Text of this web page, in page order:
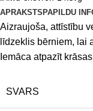
APRAKSTS PAPILDU
Aizraujoša, attīstību
līdzeklis bērniem, lai
Iemāca atpazīt
SVARS